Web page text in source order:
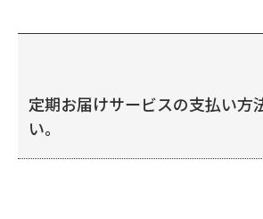
定期お届けサービスの支払い方
い。